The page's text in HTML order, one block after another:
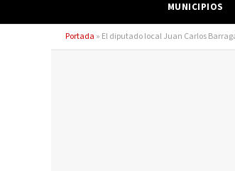
MUNICIPIOS
Portada » El diputado local Juan Carlos